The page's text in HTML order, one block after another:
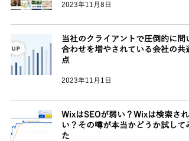
2023年11月8日
当社のクライアントで圧倒的に問い
合わせを増やされている会社の共通
点
2023年11月1日
WixはSEOが弱い？Wixは検索され
い？その噂が本当かどうか試してみ
た